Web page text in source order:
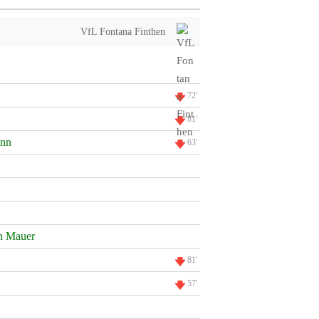
VfL Fontana Finthen
72'
81'
63'
Mauer
81'
57'